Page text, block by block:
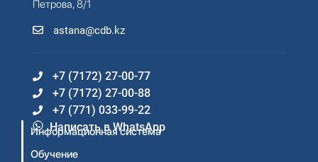
Петрова, 8/1
astana@cdb.kz
+7 (7172) 27-00-77
+7 (7172) 27-00-88
+7 (771) 033-99-22
Написать в WhatsApp
Информационная система
Обучение